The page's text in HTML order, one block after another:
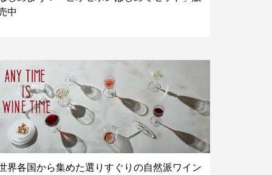
中
界各国から集めた選りすぐりの自然派ワイン